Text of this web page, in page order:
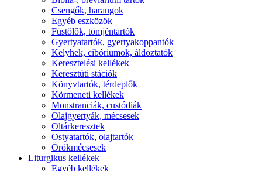
Csengők, harangok
Egyéb eszközök
Füstölők, tömjéntartók
Gyertyatartók, gyertyakoppantók
Kelyhek, cibóriumok, áldoztatók
Keresztelési kellékek
Keresztúti stációk
Könyvtartók, térdeplők
Körmeneti kellékek
Monstranciák, custódiák
Olajgyertyák, mécsesek
Oltárkeresztek
Ostyatartók, olajtartók
Örökmécsesek
Liturgikus kellékek
Egyéb kellékek